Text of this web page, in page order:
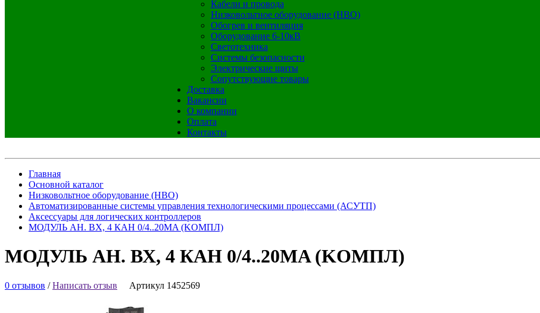
Кабели и провода
Низковольтное оборудование (НВО)
Обогрев и вентиляция
Оборудование 6-10кВ
Светотехника
Системы безопасности
Электрические щиты
Сопутствующие товары
Доставка
Вакансии
О компании
Оплата
Контакты
Главная
Основной каталог
Низковольтное оборудование (НВО)
Автоматизированные системы управления технологическими процессами (АСУТП)
Аксессуары для логических контроллеров
МОДУЛЬ АН. ВХ, 4 КАН 0/4..20MA (KОМПЛ)
МОДУЛЬ АН. ВХ, 4 КАН 0/4..20MA (KОМПЛ)
0 отзывов /Написать отзыв Артикул 1452569